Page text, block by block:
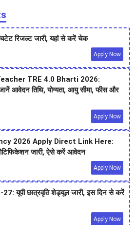
रिजल्ट जारी, यहां से करें चेक
Apply Now
TRE 4.0 Bharti 2026:
आवेदन तिथि, योग्यता, आयु सीमा, फीस और
Apply Now
2026 Apply Direct Link Here:
नोटिफिकेशन जारी, ऐसे करें आवेदन
Apply Now
यूपी छात्रवृति शेड्यूल जारी, इस दिन से करें
Apply Now